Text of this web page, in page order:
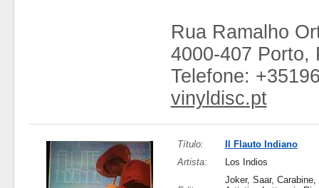
Rua Ramalho
4000-407 Porto,
Telefone:
vinyldisc.pt
Título:
Il Flauto Indiano
Artista:
Los Indios
Joker, Saar, Carabine,